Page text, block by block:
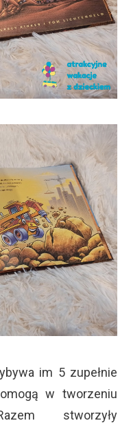
im 5 zupełnie
w tworzeniu
stworzyły